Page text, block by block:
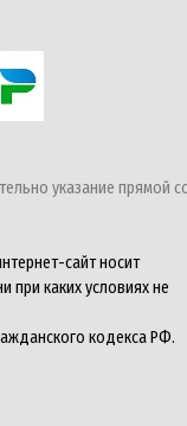
указание прямой
сайт носит
при каких условиях не
кодекса РФ.